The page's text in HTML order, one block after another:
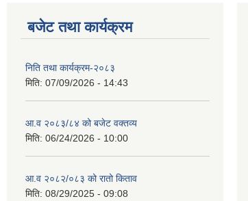
बजेट तथा कार्यक्रम
निति तथा कार्यक्रम-२०८३
मिति: 07/09/2026 - 14:43
आ.व २०८३/८४ को बजेट वक्तव्य
मिति: 06/24/2026 - 10:00
आ.व २०८२/०८३ को रातो किताव
मिति: 08/29/2025 - 09:08